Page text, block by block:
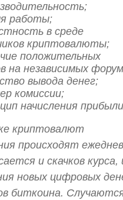
работы;
в среде
криптовалюты;
положительных
на независимых
вывода денег;
комиссии;
начисления
криптовалют
происходят
и скачков курса,
новых цифровых
биткоина.